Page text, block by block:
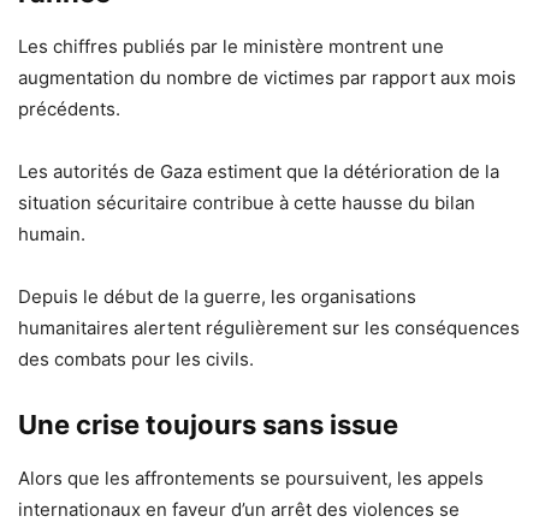
Les chiffres publiés par le ministère montrent une
augmentation du nombre de victimes par rapport aux mois
précédents.
Les autorités de Gaza estiment que la détérioration de la
situation sécuritaire contribue à cette hausse du bilan
humain.
Depuis le début de la guerre, les organisations
humanitaires alertent régulièrement sur les conséquences
des combats pour les civils.
Une crise toujours sans issue
Alors que les affrontements se poursuivent, les appels
internationaux en faveur d’un arrêt des violences se